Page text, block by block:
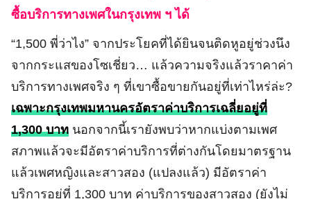
ซื้อบริการทางเพศในกรุงเทพ ฯ ได้
“1,500 พี่ว่าไง” จากประโยคที่ได้ยินจนติดหูอยู่ช่วงนึง
จากกระแสของโซเชี่ยว… แล้วความจริงแล้วราคาค่า
บริการทางเพศจริง ๆ ที่เขาซื้อขายกันอยู่ที่เท่าไหร่ล่ะ?
เฉพาะกรุงเทพมหานครอัตราค่าบริการเฉลี่ยอยู่ที่
1,300 บาท นอกจากนี้เรายังพบว่าหากแบ่งตามเพศ
สภาพแล้วจะมีอัตราค่าบริการที่ต่างกันโดยมาตรฐาน
แล้วเพศหญิงและสาวสอง (แปลงแล้ว) มีอัตราค่า
บริการอยู่ที่ 1,300 บาท ค่าบริการของสาวสอง (ยังไม่